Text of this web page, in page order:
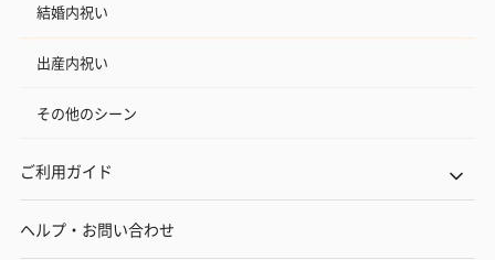
結婚内祝い
出産内祝い
その他のシーン
ご利用ガイド
ヘルプ・お問い合わせ